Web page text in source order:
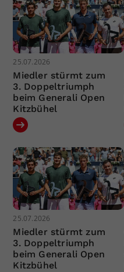
25.07.2026
Miedler stürmt zum
3. Doppeltriumph
beim Generali Open
Kitzbühel
25.07.2026
Miedler stürmt zum
3. Doppeltriumph
beim Generali Open
Kitzbühel